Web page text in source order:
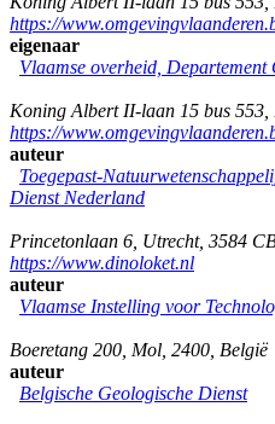
https://
eigenaar
Vlaamse overheid, Departement
Koning Albert II-laan 15 bus 553
https://
auteur
Toegepast-
Dienst Nederland
Princetonlaan 6 Utrecht, 3584
https://www.dinoloket.nl
auteur
Vlaamse Instelling voor
Boeretang 200 Mol 2400 België
auteur
Belgische Geologische Dienst